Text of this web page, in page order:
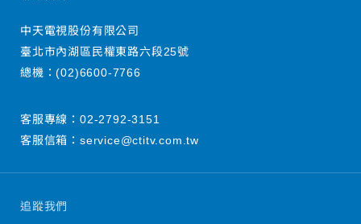
追蹤我們
中天電視股份有限公司
臺北市內湖區民權東路六段25號
總機：(02)6600-7766
客服專線： 02-2792-3151
客服信箱： service@ctitv.com.tw